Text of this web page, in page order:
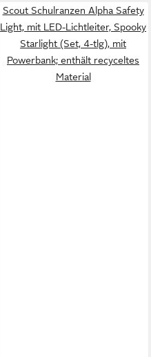
Scout Schulranzen Alpha Safety
Light, mit LED-Lichtleiter, Spooky
Starlight (Set, 4-tlg), mit
Powerbank; enthält recyceltes
Material